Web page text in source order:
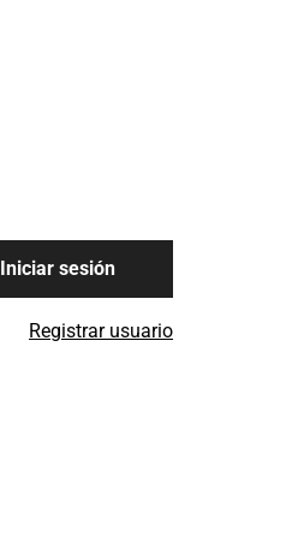
Iniciar sesión
Registrar usuario